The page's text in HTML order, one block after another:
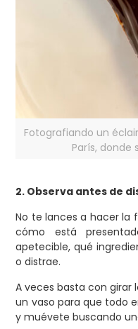
Fotografiando un
París, donde
2. Observa antes de
No te lances a hacer la
cómo está
apetecible, qué
o distrae.
A veces basta con girar
un vaso para que todo
y muévete buscando